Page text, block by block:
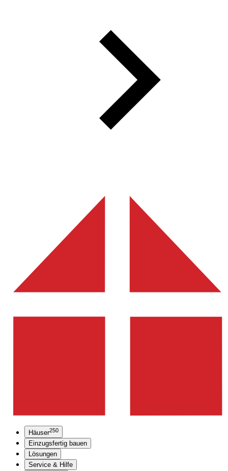
Häuser250
Einzugsfertig bauen
Lösungen
Service & Hilfe